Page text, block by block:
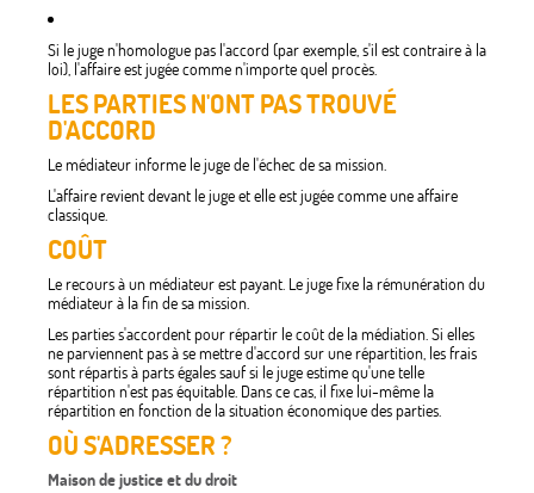
Si le juge n'homologue pas l'accord (par exemple, s'il est contraire à la
loi), l'affaire est jugée comme n'importe quel procès.
LES PARTIES N'ONT PAS TROUVÉ
D'ACCORD
Le médiateur informe le juge de l'échec de sa mission.
L'affaire revient devant le juge et elle est jugée comme une affaire
classique.
COÛT
Le recours à un médiateur est payant. Le juge fixe la rémunération du
médiateur à la fin de sa mission.
Les parties s'accordent pour répartir le coût de la médiation. Si elles
ne parviennent pas à se mettre d'accord sur une répartition, les frais
sont répartis à parts égales sauf si le juge estime qu'une telle
répartition n'est pas équitable. Dans ce cas, il fixe lui-même la
répartition en fonction de la situation économique des parties.
OÙ S'ADRESSER ?
Maison de justice et du droit